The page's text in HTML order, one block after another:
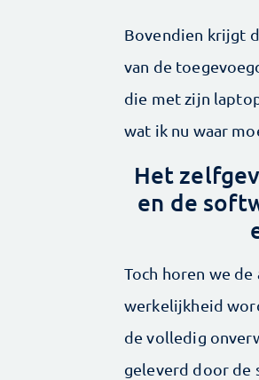
Bovendien krijgt
van de
die met zijn
wat ik nu waar
Het
en de
Toch horen we
werkelijkheid
de volledig
geleverd door de